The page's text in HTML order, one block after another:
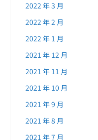
2022 年 3 月
2022 年 2 月
2022 年 1 月
2021 年 12 月
2021 年 11 月
2021 年 10 月
2021 年 9 月
2021 年 8 月
2021 年 7 月